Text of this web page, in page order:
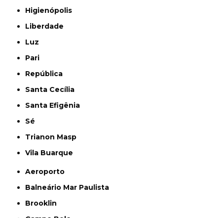
Higienópolis
Liberdade
Luz
Pari
República
Santa Cecília
Santa Efigênia
Sé
Trianon Masp
Vila Buarque
Aeroporto
Balneário Mar Paulista
Brooklin